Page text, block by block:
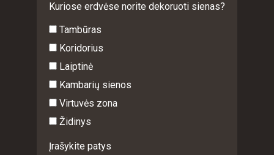
Kuriose erdvėse norite dekoruoti sienas?
Tambūras
Koridorius
Laiptinė
Kambarių sienos
Virtuvės zona
Židinys
Įrašykite patys